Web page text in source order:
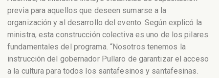
previa para aquellos que deseen sumarse a la
organización y al desarrollo del evento. Según explicó la
ministra, esta construcción colectiva es uno de los pilares
fundamentales del programa. “Nosotros tenemos la
instrucción del gobernador Pullaro de garantizar el acceso
a la cultura para todos los santafesinos y santafesinas.